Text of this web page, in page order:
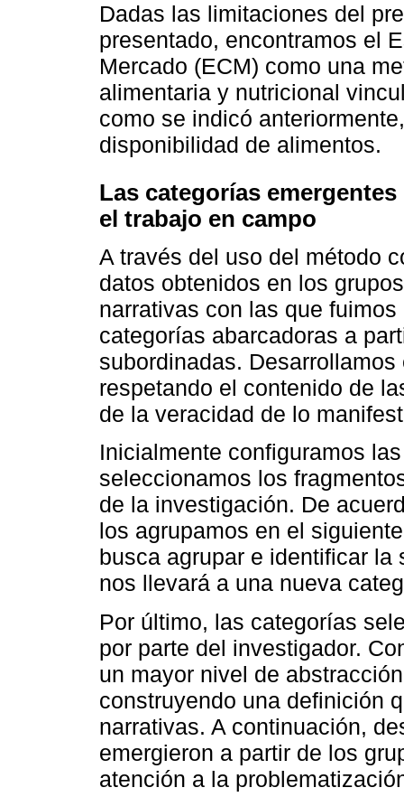
Dadas las limitaciones del
presentado, encontramos el
Mercado (ECM) como una
alimentaria y nutricional
como se indicó
disponibilidad de alimentos.
Las categorías
el trabajo en campo
A través del uso del método
datos obtenidos en los
narrativas con las que
categorías abarcadoras a
subordinadas.
respetando el contenido de
de la veracidad de lo
Inicialmente configuramos
seleccionamos los
de la investigación. De
los agrupamos en el
busca agrupar e identificar la
nos llevará a una nueva
Por último, las categorías
por parte del investigador.
un mayor nivel de
construyendo una definición
narrativas. A continuación,
emergieron a partir de los
atención a la